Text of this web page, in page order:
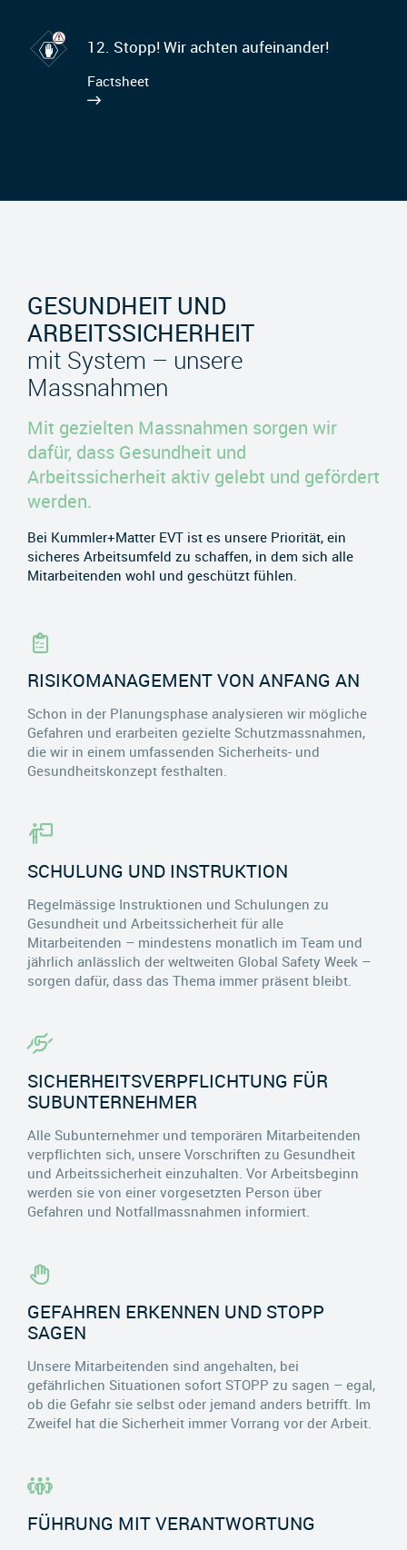
12. Stopp! Wir achten aufeinander!
Factsheet
GESUNDHEIT UND
ARBEITSSICHERHEIT
mit System – unsere
Massnahmen
Mit gezielten Massnahmen sorgen wir
dafür, dass Gesundheit und
Arbeitssicherheit aktiv gelebt und gefördert
werden.
Bei Kummler+Matter EVT ist es unsere Priorität, ein
sicheres Arbeitsumfeld zu schaffen, in dem sich alle
Mitarbeitenden wohl und geschützt fühlen.
RISIKOMANAGEMENT VON ANFANG AN
Schon in der Planungsphase analysieren wir mögliche
Gefahren und erarbeiten gezielte Schutzmassnahmen,
die wir in einem umfassenden Sicherheits- und
Gesundheitskonzept festhalten.
SCHULUNG UND INSTRUKTION
Regelmässige Instruktionen und Schulungen zu
Gesundheit und Arbeitssicherheit für alle
Mitarbeitenden – mindestens monatlich im Team und
jährlich anlässlich der weltweiten Global Safety Week –
sorgen dafür, dass das Thema immer präsent bleibt.
SICHERHEITSVERPFLICHTUNG FÜR
SUBUNTERNEHMER
Alle Subunternehmer und temporären Mitarbeitenden
verpflichten sich, unsere Vorschriften zu Gesundheit
und Arbeitssicherheit einzuhalten. Vor Arbeitsbeginn
werden sie von einer vorgesetzten Person über
Gefahren und Notfallmassnahmen informiert.
GEFAHREN ERKENNEN UND STOPP
SAGEN
Unsere Mitarbeitenden sind angehalten, bei
gefährlichen Situationen sofort STOPP zu sagen – egal,
ob die Gefahr sie selbst oder jemand anders betrifft. Im
Zweifel hat die Sicherheit immer Vorrang vor der Arbeit.
FÜHRUNG MIT VERANTWORTUNG